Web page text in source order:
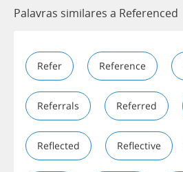
Palavras similares a Referenced
Refer Reference
Referrals Referred
Reflected Reflective